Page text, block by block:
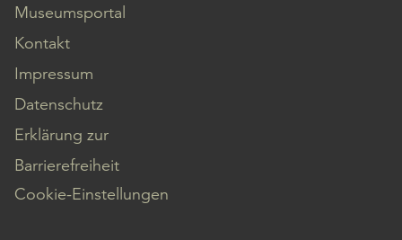
Museumsportal
Kontakt
Impressum
Datenschutz
Erklärung zur
Barrierefreiheit
Cookie-Einstellungen